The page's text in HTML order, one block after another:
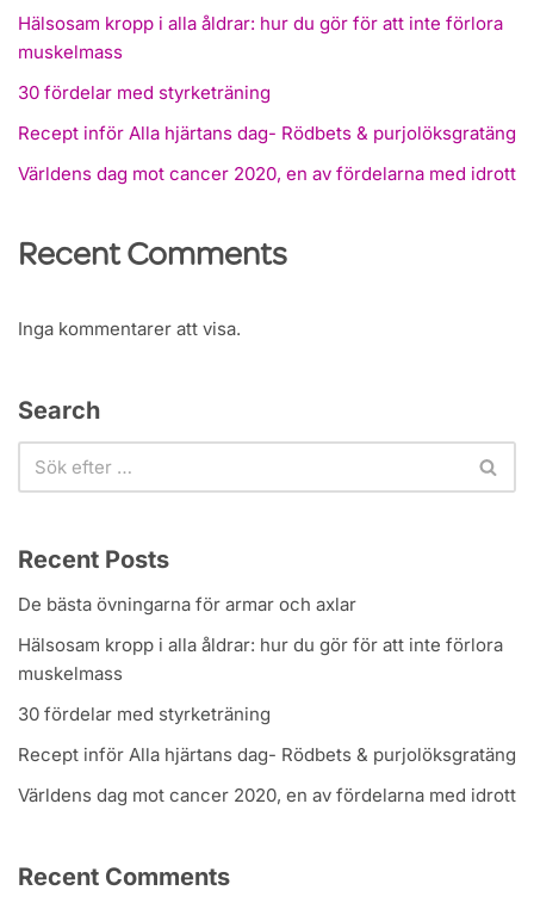
Hälsosam kropp i alla åldrar: hur du gör för att inte förlora
muskelmass
30 fördelar med styrketräning
Recept inför Alla hjärtans dag- Rödbets & purjolöksgratäng
Världens dag mot cancer 2020, en av fördelarna med idrott
Recent Comments
Inga kommentarer att visa.
Search
Recent Posts
De bästa övningarna för armar och axlar
Hälsosam kropp i alla åldrar: hur du gör för att inte förlora
muskelmass
30 fördelar med styrketräning
Recept inför Alla hjärtans dag- Rödbets & purjolöksgratäng
Världens dag mot cancer 2020, en av fördelarna med idrott
Recent Comments